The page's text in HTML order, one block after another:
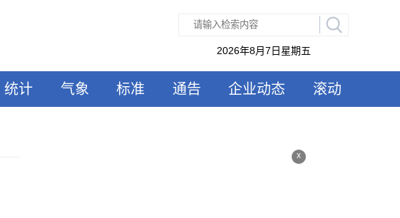
2026年8月7日星期五
统计 气象 标准 通告 企业动态 滚动
x